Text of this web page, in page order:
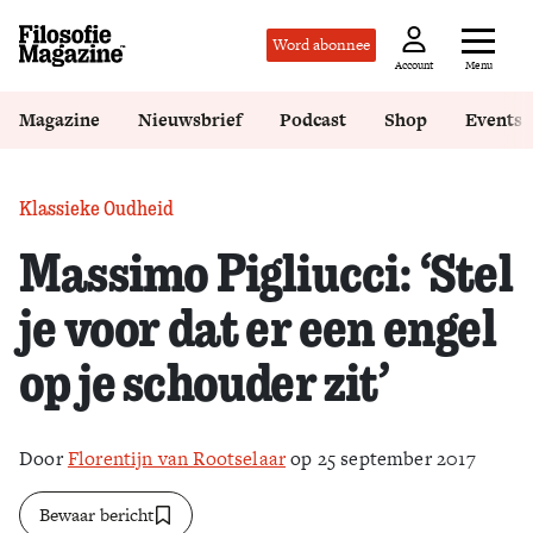
Word abonnee
Account Menu
Magazine Nieuwsbrief Podcast Shop Events
Klassieke Oudheid
Massimo Pigliucci: ‘Stel
je voor dat er een engel
op je schouder zit’
DoorFlorentijn van Rootselaarop 25 september 2017
Bewaar bericht